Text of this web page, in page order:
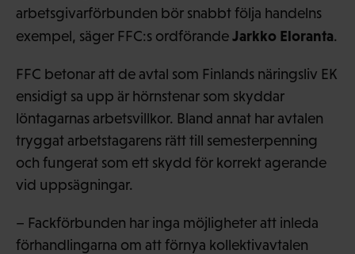
arbetsgivarförbunden bör snabbt följa handelns
exempel, säger FFC:s ordförandeJarkko Eloranta.
FFC betonar att de avtal som Finlands näringsliv EK
ensidigt sa upp är hörnstenar som skyddar
löntagarnas arbetsvillkor. Bland annat har avtalen
tryggat arbetstagarens rätt till semesterpenning
och fungerat som ett skydd för korrekt agerande
vid uppsägningar.
– Fackförbunden har inga möjligheter att inleda
förhandlingarna om att förnya kollektivavtalen